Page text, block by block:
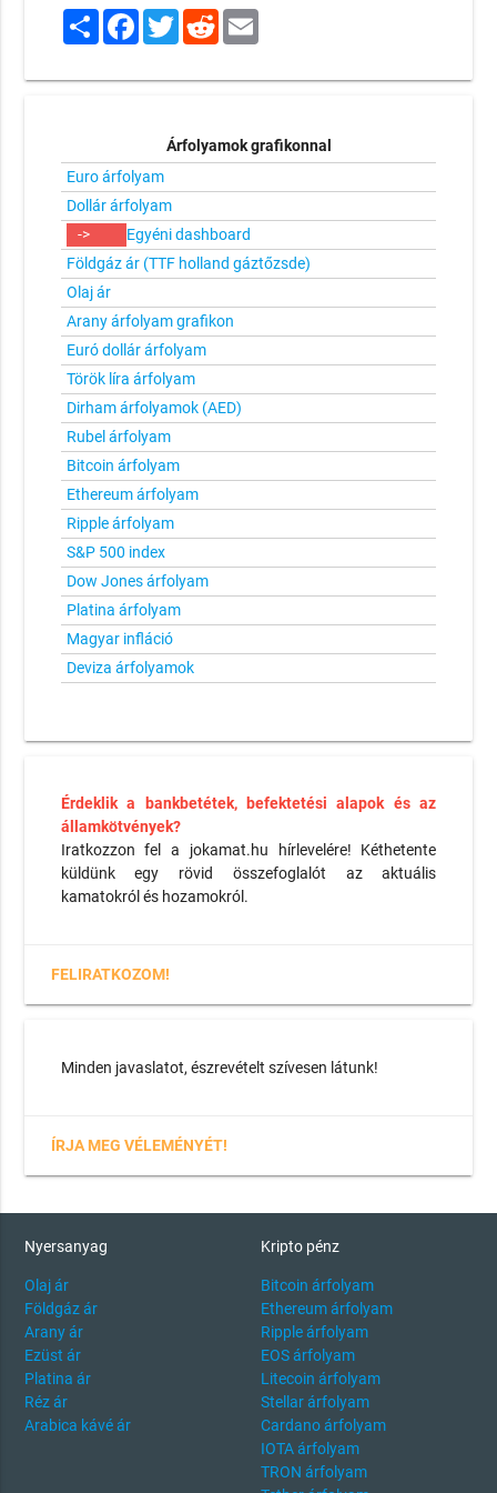
ShareFacebook
TwitterRedditEmail
Árfolyamok grafikonnal
Euro árfolyam
Dollár árfolyam
->
Egyéni dashboard
Földgáz ár (TTF holland gáztőzsde)
Olaj ár
Arany árfolyam grafikon
Euró dollár árfolyam
Török líra árfolyam
Dirham árfolyamok (AED)
Rubel árfolyam
Bitcoin árfolyam
Ethereum árfolyam
Ripple árfolyam
S&P 500 index
Dow Jones árfolyam
Platina árfolyam
Magyar infláció
Deviza árfolyamok
Érdeklik a bankbetétek, befektetési alapok és az
államkötvények?
Iratkozzon fel a jokamat.hu hírlevelére! Kéthetente
küldünk egy rövid összefoglalót az aktuális
kamatokról és hozamokról.
FELIRATKOZOM!
Minden javaslatot, észrevételt szívesen látunk!
ÍRJA MEG VÉLEMÉNYÉT!
Nyersanyag
Olaj ár
Földgáz ár
Arany ár
Ezüst ár
Platina ár
Réz ár
Arabica kávé ár
Kripto pénz
Bitcoin árfolyam
Ethereum árfolyam
Ripple árfolyam
EOS árfolyam
Litecoin árfolyam
Stellar árfolyam
Cardano árfolyam
IOTA árfolyam
TRON árfolyam